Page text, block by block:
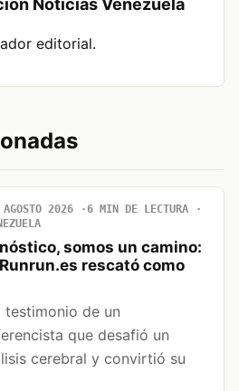
Noticias Venezuela
editorial.
2026
6 MIN DE LECTURA
somos un camino:
rescató como
testimonio de un
que desafió un
cerebral y convirtió su